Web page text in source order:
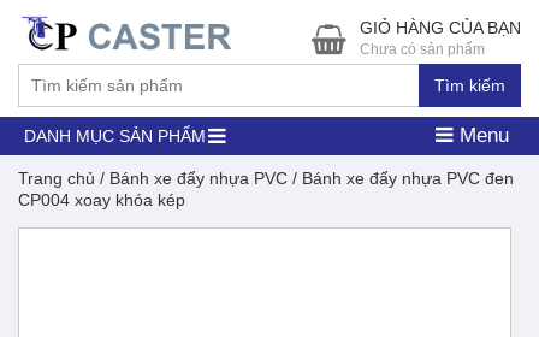
Tìm kiếm
GIỎ HÀNG CỦA BẠN
Chưa có sản phẩm
DANH MỤC SẢN PHẨM Menu
Trang chủ / Bánh xe đẩy nhựa PVC / Bánh xe đẩy nhựa PVC đen
CP004 xoay khóa kép